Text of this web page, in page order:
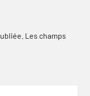
Les champs